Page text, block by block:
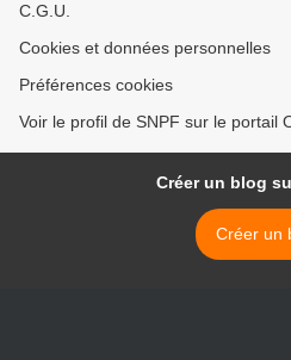
C.G.U.
Cookies et données personnelles
Préférences cookies
Voir le profil de SNPF sur le portail
Créer un blog
Créer un